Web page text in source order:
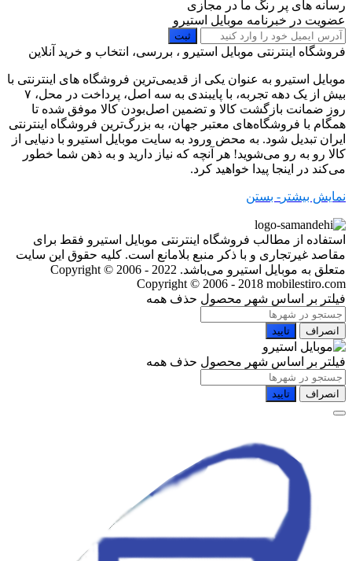
رسانه های پر رنگ ما در مجازی
عضویت در خبرنامه موبایل استیرو
ثبت
فروشگاه اینترنتی موبایل استیرو ، بررسی، انتخاب و خرید آنلاین
موبایل استیرو به عنوان یکی از قدیمی‌ترین فروشگاه های اینترنتی با
بیش از یک دهه تجربه، با پایبندی به سه اصل، پرداخت در محل، ۷
روز ضمانت بازگشت کالا و تضمین اصل‌بودن کالا موفق شده تا
همگام با فروشگاه‌های معتبر جهان، به بزرگ‌ترین فروشگاه اینترنتی
ایران تبدیل شود. به محض ورود به سایت موبایل استیرو با دنیایی از
کالا رو به رو می‌شوید! هر آنچه که نیاز دارید و به ذهن شما خطور
می‌کند در اینجا پیدا خواهید کرد.
نمایش بیشتر - بستن
استفاده از مطالب فروشگاه اینترنتی موبایل استیرو فقط برای
مقاصد غیرتجاری و با ذکر منبع بلامانع است. کلیه حقوق این سایت
متعلق به موبایل استیرو می‌باشد. Copyright © 2006 - 2022
Copyright © 2006 - 2018 mobilestiro.com
فیلتر بر اساس شهر محصول حذف همه
انصراف تایید
فیلتر بر اساس شهر محصول حذف همه
انصراف تایید